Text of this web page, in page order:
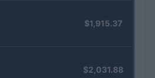
$1,915.37
$2,031.88